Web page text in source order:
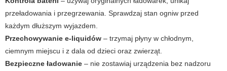
przeładowania i przegrzewania. Sprawdzaj stan ogniw przed
każdym dłuższym wyjazdem.
Przechowywanie e-liquidów – trzymaj płyny w chłodnym,
ciemnym miejscu i z dala od dzieci oraz zwierząt.
Bezpieczne ładowanie – nie zostawiaj urządzenia bez nadzoru